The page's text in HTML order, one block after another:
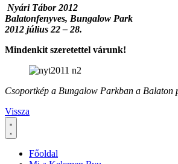
Nyári Tábor 2012
Balatonfenyves, Bungalow Park
2012 július 22 – 28.
Mindenkit szeretettel várunk!
Csoportkép a Bungalow Parkban a Balaton
Vissza
Főoldal